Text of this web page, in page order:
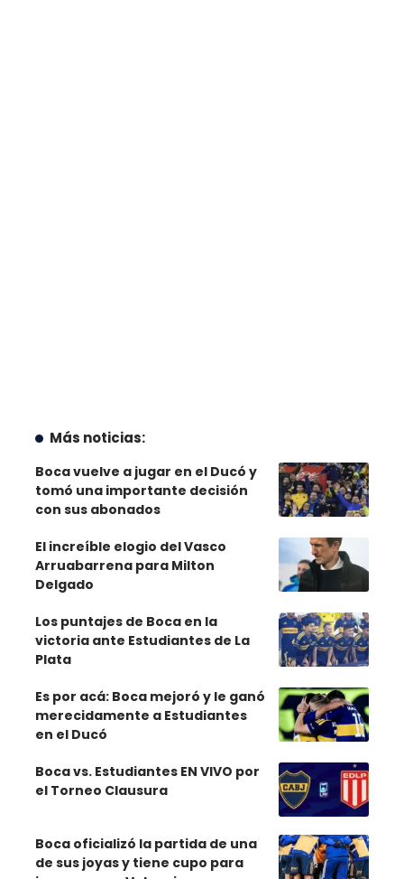
Más noticias:
Boca vuelve a jugar en el Ducó y
tomó una importante decisión
con sus abonados
El increíble elogio del Vasco
Arruabarrena para Milton
Delgado
Los puntajes de Boca en la
victoria ante Estudiantes de La
Plata
Es por acá: Boca mejoró y le ganó
merecidamente a Estudiantes
en el Ducó
Boca vs. Estudiantes EN VIVO por
el Torneo Clausura
Boca oficializó la partida de una
de sus joyas y tiene cupo para